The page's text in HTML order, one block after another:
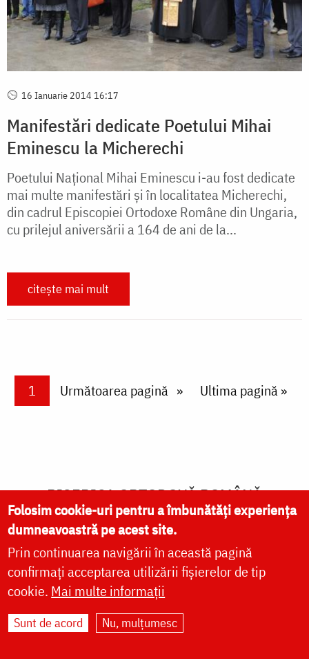
16 Ianuarie 2014 16:17
Manifestări dedicate Poetului Mihai
Eminescu la Micherechi
Poetului Național Mihai Eminescu i-au fost dedicate
mai multe manifestări și în localitatea Micherechi,
din cadrul Episcopiei Ortodoxe Române din Ungaria,
cu prilejul aniversării a 164 de ani de la...
citește mai mult
PaginareCurrent page
1 Next page
Următoarea pagină Last page
Ultima pagină »
BISERICA ORTODOXĂ ROMÂNĂ
Sfântul Sinod
Patriarhia Română
MITROPOLIA MUNTENIEI ŞI DOBROGEI
Folosim cookie-uri pentru a îmbunătăți experiența
dumneavoastră pe acest site.
Prin continuarea navigării în această pagină
confirmați acceptarea utilizării fișierelor de tip
cookie. Mai multe informații
Sunt de acord Nu, mulțumesc